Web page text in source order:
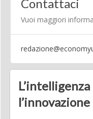
Contattaci
Vuoi maggiori
l’innovazione